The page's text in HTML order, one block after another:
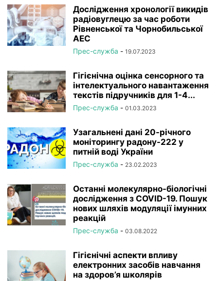
Дослідження хронології викидів
радіовуглецю за час роботи
Рівненської та Чорнобильської
АЕС
Прес-служба - 19.07.2023
Гігієнічна оцінка сенсорного та
інтелектуального навантаження
текстів підручників для 1-4...
Прес-служба - 01.03.2023
Узагальнені дані 20-річного
моніторингу радону-222 у
питній воді України
Прес-служба - 23.02.2023
Останні молекулярно-біологічні
дослідження з COVID-19. Пошук
нових шляхів модуляції імунних
реакцій
Прес-служба - 03.08.2022
Гігієнічні аспекти впливу
електронних засобів навчання
на здоров’я школярів